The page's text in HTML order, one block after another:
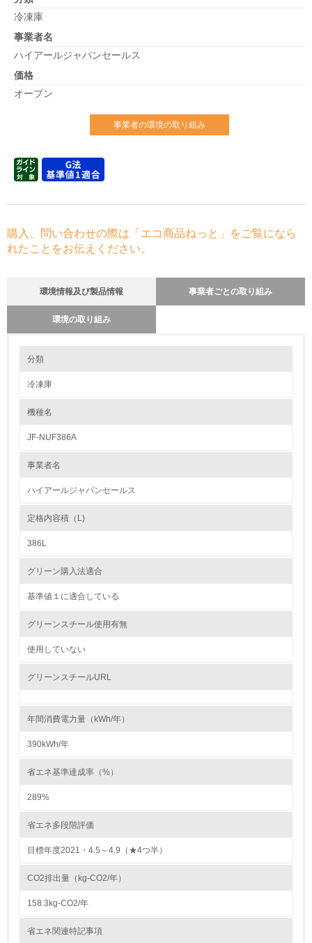
冷凍庫
事業者名
ハイアールジャパンセールス
価格
オープン
事業者の環境の取り組み
購入、問い合わせの際は「エコ商品ねっと」をご覧になら
れたことをお伝えください。
環境情報及び製品情報 事業者ごとの取り組み
環境の取り組み
1.環境取り組み体制
かしている
従業員が環境方針に基づいて自分の業務の中で行うべき環
→ 導入している規格名
第三者認証を取得している
分類
冷凍庫
機種名
JF-NUF386A
事業者名
ハイアールジャパンセールス
定格内容積（L)
386L
グリーン購入法適合
基準値１に適合している
グリーンスチール使用有無
使用していない
グリーンスチールURL
年間消費電力量（kWh/年）
390kWh/年
省エネ基準達成率（%）
289%
省エネ多段階評価
目標年度2021・4.5～4.9（★4つ半）
CO2排出量（kg-CO2/年）
158.3kg-CO2/年
省エネ関連特記事項